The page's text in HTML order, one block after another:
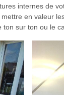
internes de
en valeur
ton sur ton ou le